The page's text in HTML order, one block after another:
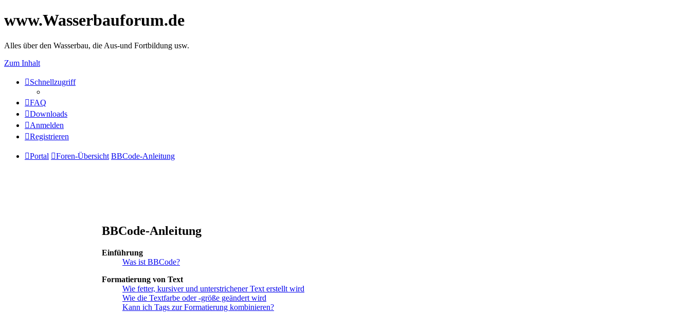
www.Wasserbauforum.de
Alles über den Wasserbau, die Aus-und Fortbildung usw.
Zum Inhalt
Schnellzugriff
FAQ
Downloads
Anmelden
Registrieren
Portal Foren-Übersicht BBCode-Anleitung
BBCode-Anleitung
Einführung
Was ist BBCode?
Formatierung von Text
Wie fetter, kursiver und unterstrichener Text erstellt wird
Wie die Textfarbe oder -größe geändert wird
Kann ich Tags zur Formatierung kombinieren?